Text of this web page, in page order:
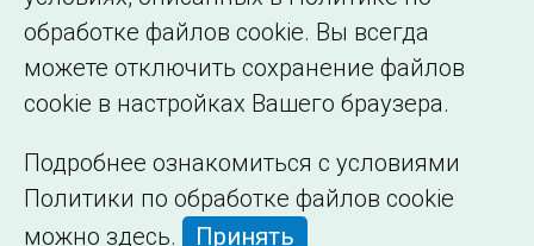
обработке файлов cookie. Вы всегда
можете отключить сохранение файлов
cookie в настройках Вашего браузера.
Подробнее ознакомиться с условиями
Политики по обработке файлов cookie
можно здесь. Принять